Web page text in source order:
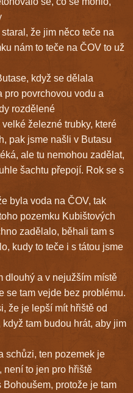
že jim něco teče na
nám to teče na ČOV to už
když se dělala
pro povrchovou vodu a
rozdělené
železné trubky, které
pak jsme našli v Butasu
ale tu nemohou zadělat,
šachtu přepojí. Rok se s
byla voda na ČOV, tak
pozemku Kubištových
zadělalo, běhali tam s
kudy to teče i s tátou jsme
dlouhý a v nejužším místě
se tam vejde bez problému.
že je lepší mít hřiště od
tam budou hrát, aby jim
schůzi, ten pozemek je
není to jen pro hřiště
protože je tam